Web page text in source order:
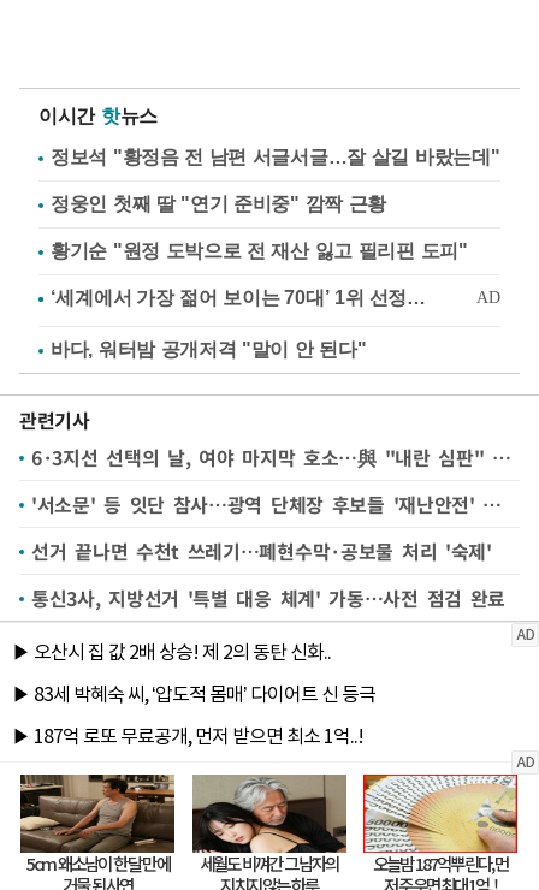
이시간 핫뉴스
정보석 "황정음 전 남편 서글서글…잘 살길 바랐는데"
정웅인 첫째 딸 "연기 준비중" 깜짝 근황
황기순 "원정 도박으로 전 재산 잃고 필리핀 도피"
바다, 워터밤 공개저격 "말이 안 된다"
관련기사
6·3지선 선택의 날, 여야 마지막 호소…與 "내란 심판" 野 "정권 심판"
'서소문' 등 잇단 참사…광역 단체장 후보들 '재난안전' 공약은
선거 끝나면 수천t 쓰레기…폐현수막·공보물 처리 '숙제'
통신3사, 지방선거 '특별 대응 체계' 가동…사전 점검 완료